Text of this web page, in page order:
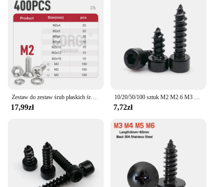
Zestaw do zestaw śrub płaskich śruby maszyny z łbem walcowym UNC 304 ze stali nierdzewnej Phillips do 2400 m1, 6 M2 M2, 5 M3 M4 M5 M6 M8 pełny gwint
17,99zł
10/20/50/100 sztuk M2 M2.6 M3 M3.5 M4 M5 M6 czarny ze stali węglowej Allen z łbem sześciokątnym z łbem sześciokątnym Cap głowy meble z drewna śruby samogwintujące
7,72zł